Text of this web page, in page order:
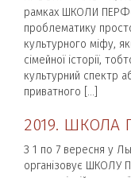
рамках ШКОЛИ
проблематику
культурного міфу,
сімейної історії,
культурний спектр
приватного […]
2019. ШКОЛА
З 1 по 7 вересня у
організовує ШКОЛУ